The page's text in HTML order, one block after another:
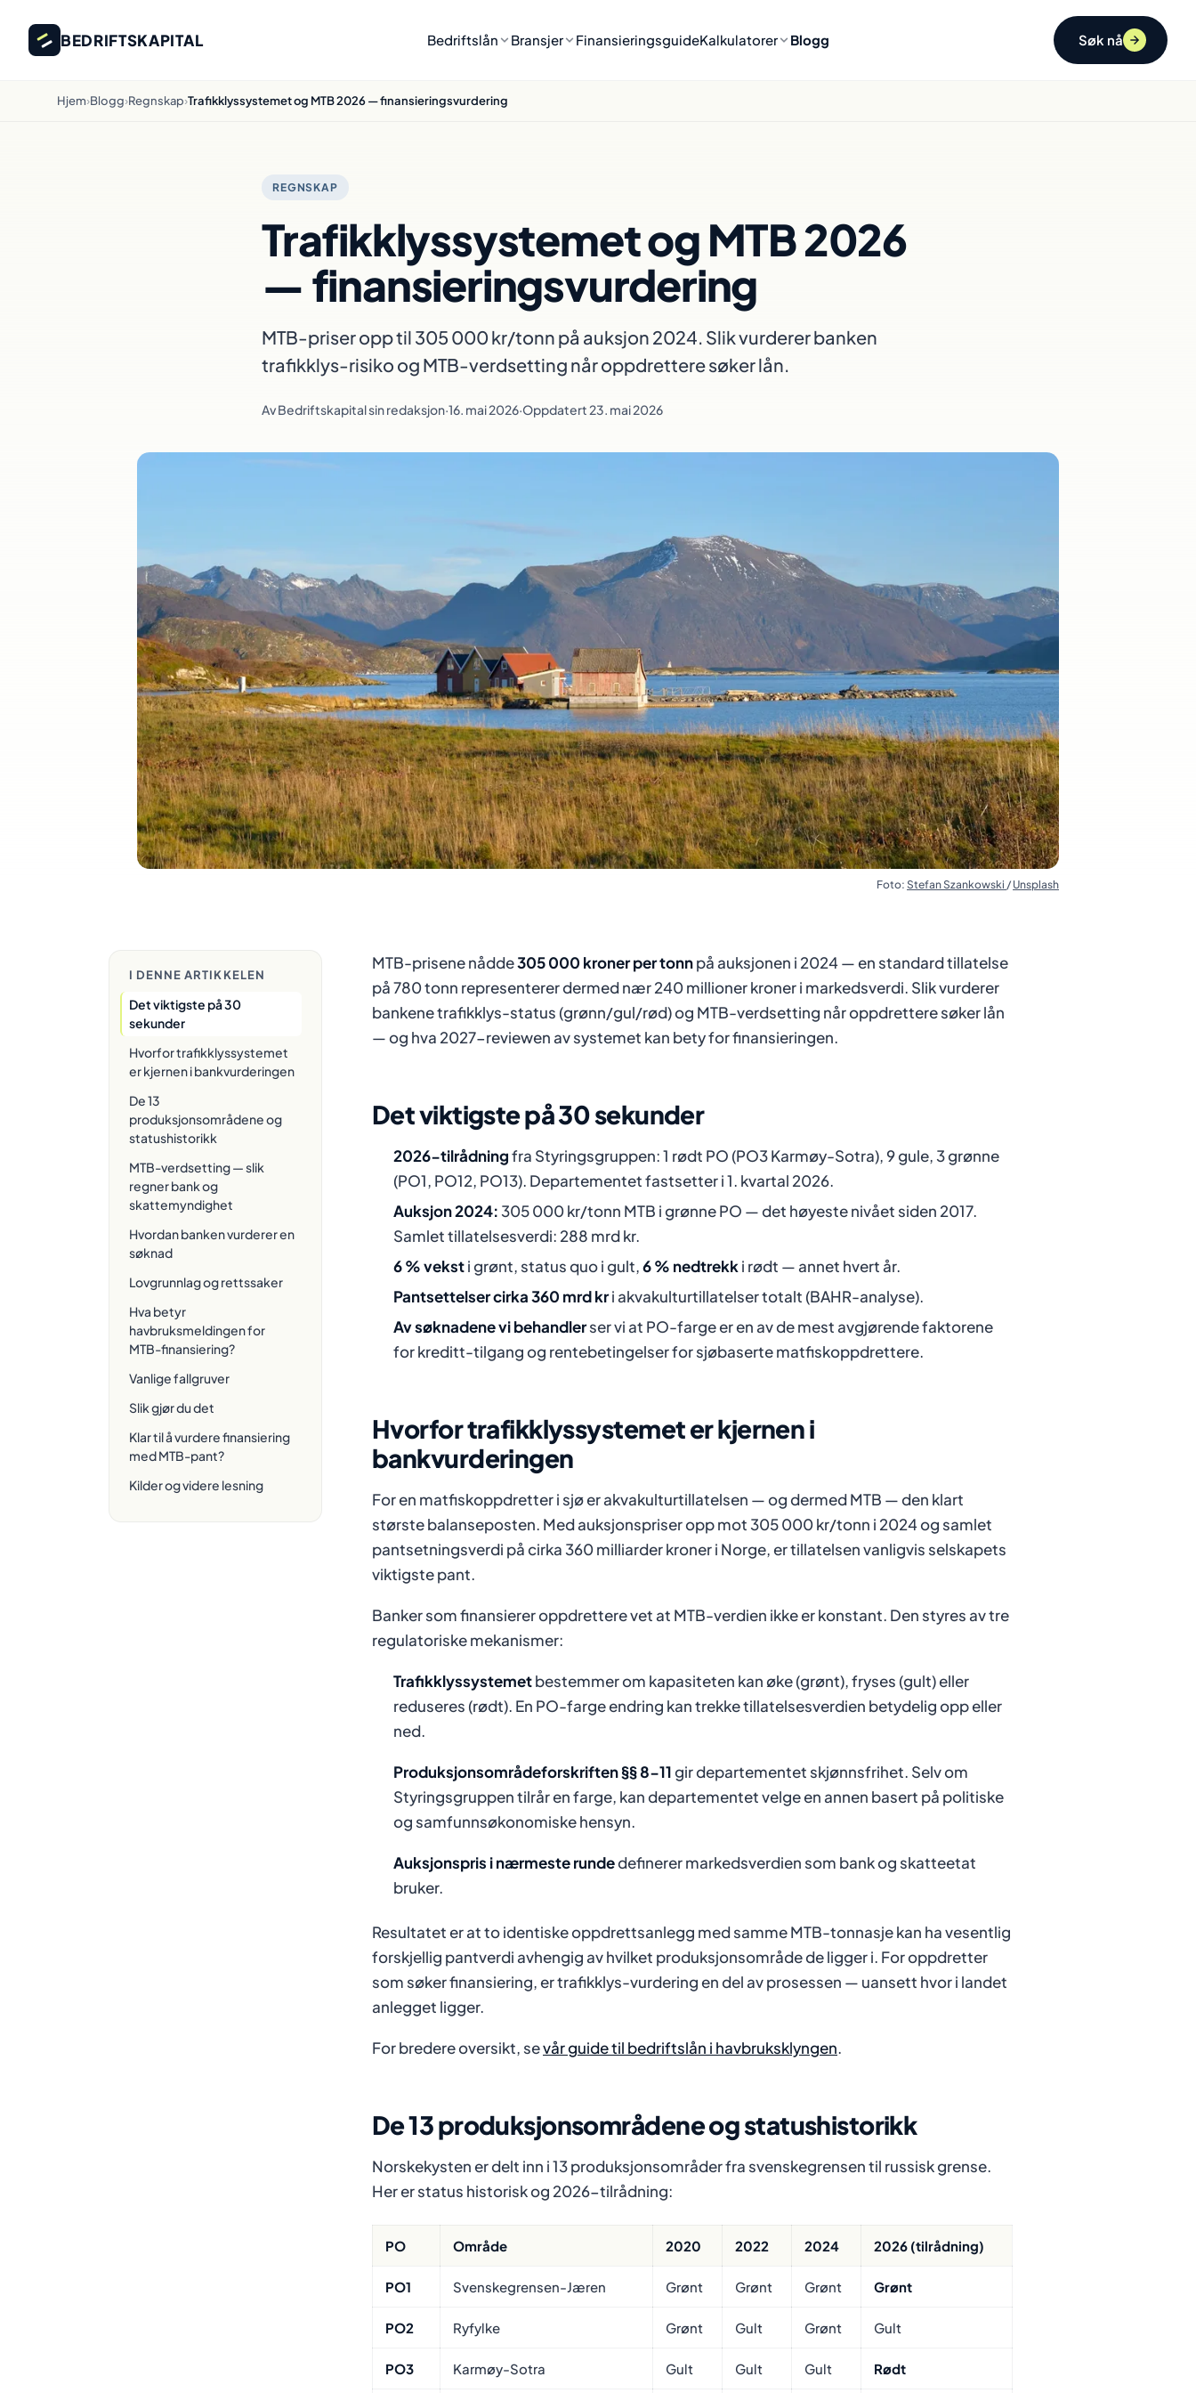
BEDRIFTSKAPITAL Bedriftslån Bransjer FinansieringsguideKalkulatorer Blogg Søk nå
Hjem›Blogg›Regnskap›Trafikklyssystemet og MTB 2026 — finansieringsvurdering
REGNSKAP
Trafikklyssystemet og MTB 2026
— finansieringsvurdering
MTB-priser opp til 305 000 kr/tonn på auksjon 2024. Slik vurderer banken
trafikklys-risiko og MTB-verdsetting når oppdrettere søker lån.
AvBedriftskapital sin redaksjon·16. mai 2026·Oppdatert 23. mai 2026
Foto: Stefan Szankowski / Unsplash
I DENNE ARTIKKELEN
Det viktigste på 30
sekunder
Hvorfor trafikklyssystemet
er kjernen i bankvurderingen
De 13
produksjonsområdene og
statushistorikk
MTB-verdsetting — slik
regner bank og
skattemyndighet
Hvordan banken vurderer en
søknad
Lovgrunnlag og rettssaker
Hva betyr
havbruksmeldingen for
MTB-finansiering?
Vanlige fallgruver
Slik gjør du det
Klar til å vurdere finansiering
med MTB-pant?
Kilder og videre lesning
MTB-prisene nådde305 000 kroner per tonnpå auksjonen i 2024 — en standard tillatelse
på 780 tonn representerer dermed nær 240 millioner kroner i markedsverdi. Slik vurderer
bankene trafikklys-status (grønn/gul/rød) og MTB-verdsetting når oppdrettere søker lån
— og hva 2027-reviewen av systemet kan bety for finansieringen.
Det viktigste på 30 sekunder
2026-tilrådningfra Styringsgruppen: 1 rødt PO (PO3 Karmøy-Sotra), 9 gule, 3 grønne
(PO1, PO12, PO13). Departementet fastsetter i 1. kvartal 2026.
Auksjon 2024:305 000 kr/tonn MTB i grønne PO — det høyeste nivået siden 2017.
Samlet tillatelsesverdi: 288 mrd kr.
6 % veksti grønt, status quo i gult,6 % nedtrekki rødt — annet hvert år.
Pantsettelser cirka 360 mrd kri akvakulturtillatelser totalt (BAHR-analyse).
Av søknadene vi behandlerser vi at PO-farge er en av de mest avgjørende faktorene
for kreditt-tilgang og rentebetingelser for sjøbaserte matfiskoppdrettere.
Hvorfor trafikklyssystemet er kjernen i
bankvurderingen
For en matfiskoppdretter i sjø er akvakulturtillatelsen — og dermed MTB — den klart
største balanseposten. Med auksjonspriser opp mot 305 000 kr/tonn i 2024 og samlet
pantsetningsverdi på cirka 360 milliarder kroner i Norge, er tillatelsen vanligvis selskapets
viktigste pant.
Banker som finansierer oppdrettere vet at MTB-verdien ikke er konstant. Den styres av tre
regulatoriske mekanismer:
Trafikklyssystemetbestemmer om kapasiteten kan øke (grønt), fryses (gult) eller
reduseres (rødt). En PO-farge endring kan trekke tillatelsesverdien betydelig opp eller
ned.
Produksjonsområdeforskriften §§ 8-11gir departementet skjønnsfrihet. Selv om
Styringsgruppen tilrår en farge, kan departementet velge en annen basert på politiske
og samfunnsøkonomiske hensyn.
Auksjonspris i nærmeste rundedefinerer markedsverdien som bank og skatteetat
bruker.
Resultatet er at to identiske oppdrettsanlegg med samme MTB-tonnasje kan ha vesentlig
forskjellig pantverdi avhengig av hvilket produksjonsområde de ligger i. For oppdretter
som søker finansiering, er trafikklys-vurdering en del av prosessen — uansett hvor i landet
anlegget ligger.
For bredere oversikt, sevår guide til bedriftslån i havbruksklyngen.
De 13 produksjonsområdene og statushistorikk
Norskekysten er delt inn i 13 produksjonsområder fra svenskegrensen til russisk grense.
Her er status historisk og 2026-tilrådning:
PO Område 2020 2022 2024 2026 (tilrådning)
PO1 Svenskegrensen-Jæren Grønt Grønt Grønt Grønt
PO2 Ryfylke Grønt Gult Grønt Gult
PO3 Karmøy-Sotra Gult Gult Gult Rødt